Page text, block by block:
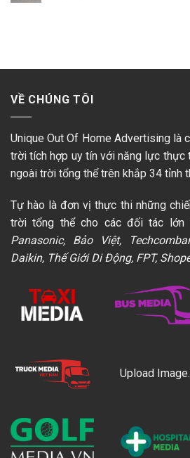
VỀ CHÚNG TÔI
Unique Out Of Home Advertising là
trời tích hợp uy tín với năng lực thực
ngoài trời tổng thể trên khắp 34 tỉnh
Tự hào là đơn vị thực thi những
trời tổng thể cho các đối tác lớn
Panasonic, Bảo Việt,
Daikin, Thế Giới Di Động, FPT,
Upload